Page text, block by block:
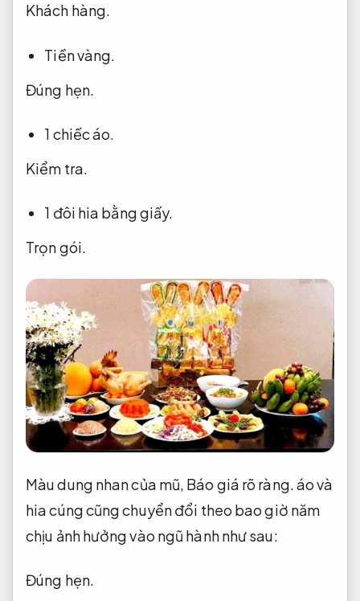
Khách hàng.
Tiền vàng.
Đúng hẹn.
1 chiếc áo.
Kiểm tra.
1 đôi hia bằng giấy.
Trọn gói.
Màu dung nhan của mũ, Báo giá rõ ràng.áo và
hia cúng cũng chuyển đổi theo bao giờ năm
chịu ảnh hưởng vào ngũ hành như sau:
Đúng hẹn.